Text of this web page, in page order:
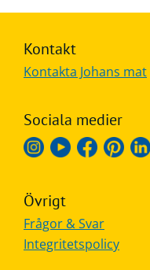
Kontakt
Kontakta Johans mat
Sociala medier
Övrigt
Frågor & Svar
Integritetspolicy